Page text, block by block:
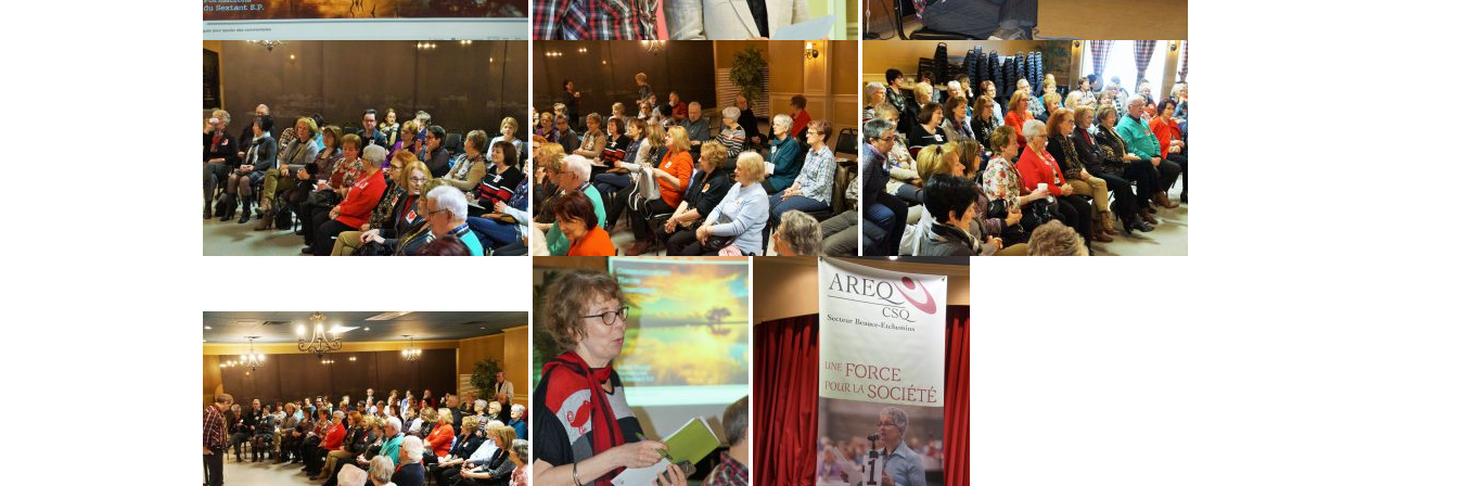
Histoire de la Beauce
Articles déjà publiés par nos membres
2025-05-15 Dîner des sages
2025-05-12 Assemblée générale sectorielle
2024-12-12 Souper de Noël
2024-11-11 Dîner des bénévoles
2024-10-16 Conférence sexualité et affectivité
2024-09-29 Autre rentrée
2024-06-25 Dîner des sages
2024-05-08 AGS
2023-12-06 Party de Noël
2023-11-21 Déjeuner des bénévoles
Les voyages de Jacqueline Mathieu
Les voyages de Richard Mercier
Les voyages de Jean Jibouleau
Lemoyne et Dessaint au Cambodge et Vietnam
Pierrette Lemoyne au Guatemala
Benelux
Corse
Costa Rica
Cuba et ses vieilles autos
Guatemala